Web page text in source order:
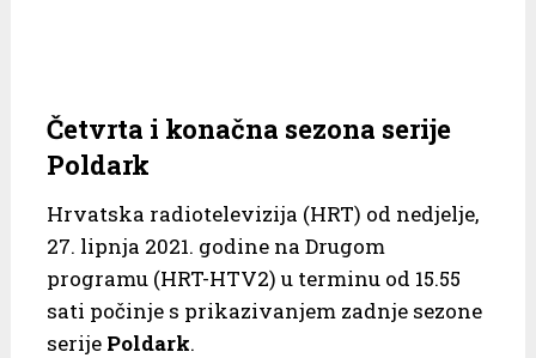
Četvrta i konačna sezona serije
Poldark
Hrvatska radiotelevizija (HRT) od nedjelje,
27. lipnja 2021. godine na Drugom
programu (HRT-HTV2) u terminu od 15.55
sati počinje s prikazivanjem zadnje sezone
serije Poldark.